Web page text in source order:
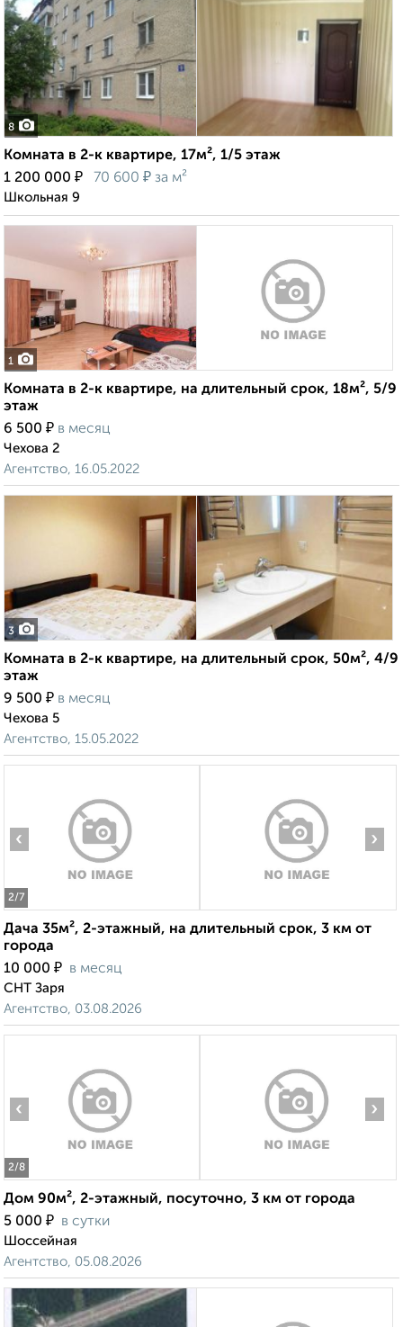
8
Комната в 2-к квартире, 17м², 1/5 этаж
1 200 000 ₽ 70 600 ₽ за м²
Школьная 9
1
Комната в 2-к квартире, на длительный срок, 18м², 5/9
этаж
6 500 ₽ в месяц
Чехова 2
Агентство, 16.05.2022
3
Комната в 2-к квартире, на длительный срок, 50м², 4/9
этаж
9 500 ₽ в месяц
Чехова 5
Агентство, 15.05.2022
2/7
‹ ›
Дача 35м², 2-этажный, на длительный срок, 3 км от
города
10 000 ₽ в месяц
СНТ Заря
Агентство, 03.08.2026
2/8
‹ ›
Дом 90м², 2-этажный, посуточно, 3 км от города
5 000 ₽ в сутки
Шоссейная
Агентство, 05.08.2026